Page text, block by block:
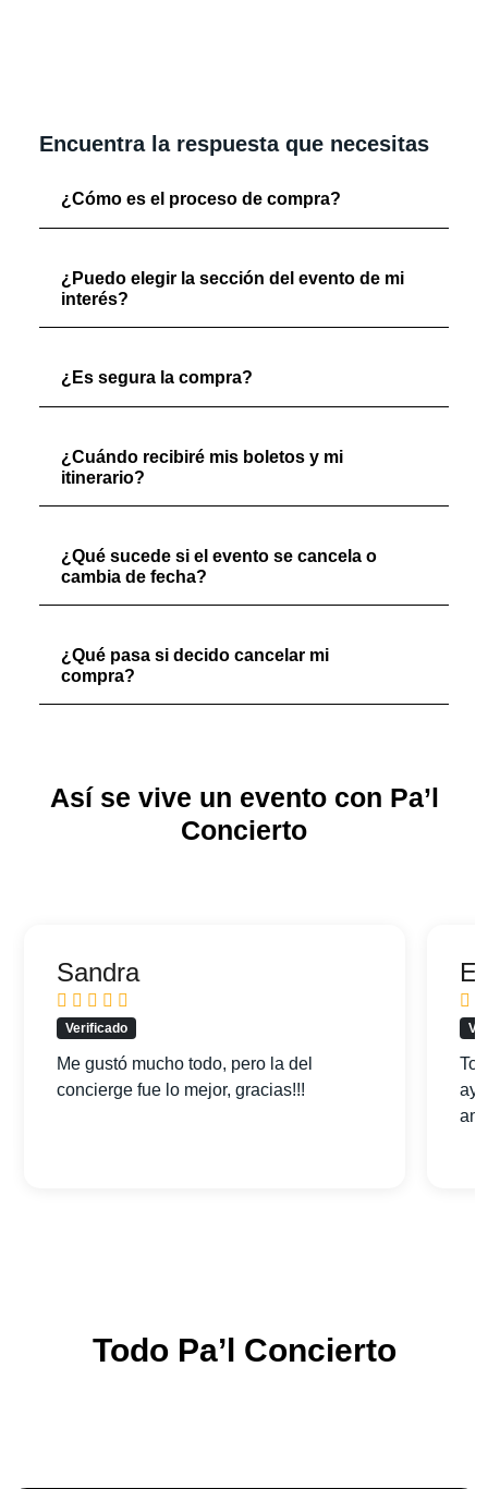
Encuentra la respuesta que necesitas
¿Cómo es el proceso de compra?
¿Puedo elegir la sección del evento de mi
interés?
¿Es segura la compra?
¿Cuándo recibiré mis boletos y mi
itinerario?
¿Qué sucede si el evento se cancela o
cambia de fecha?
¿Qué pasa si decido cancelar mi
compra?
Así se vive un evento con Pa’l
Concierto
Sandra
Verificado
Me gustó mucho todo, pero la del
concierge fue lo mejor, gracias!!!
Todo Pa’l Concierto